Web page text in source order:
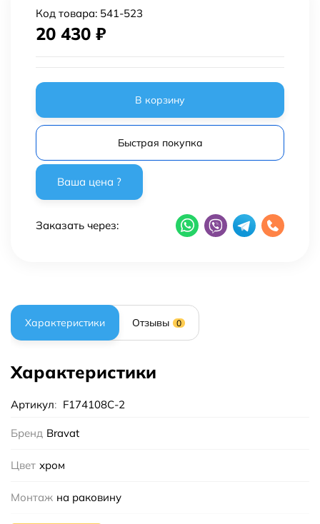
Код товара: 541-523
20 430 ₽
В корзину
Быстрая покупка
Заказать через:
Характеристики Отзывы 0
Характеристики
Артикул: F174108C-2
Бренд Bravat
Цвет хром
Монтаж на раковину